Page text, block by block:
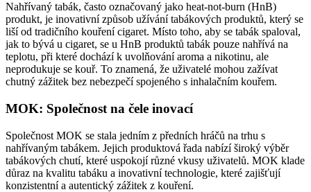
Nahřívaný tabák, často označovaný jako heat-not-burn (HnB)
produkt, je inovativní způsob užívání tabákových produktů, který se
liší od tradičního kouření cigaret. Místo toho, aby se tabák spaloval,
jak to bývá u cigaret, se u HnB produktů tabák pouze nahřívá na
teplotu, při které dochází k uvolňování aroma a nikotinu, ale
neprodukuje se kouř. To znamená, že uživatelé mohou zažívat
chutný zážitek bez nebezpečí spojeného s inhalačním kouřem.
MOK: Společnost na čele inovací
Společnost MOK se stala jedním z předních hráčů na trhu s
nahřívaným tabákem. Jejich produktová řada nabízí široký výběr
tabákových chutí, které uspokojí různé vkusy uživatelů. MOK klade
důraz na kvalitu tabáku a inovativní technologie, které zajišťují
konzistentní a autentický zážitek z kouření.